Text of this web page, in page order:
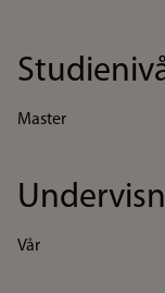
Master
Vår